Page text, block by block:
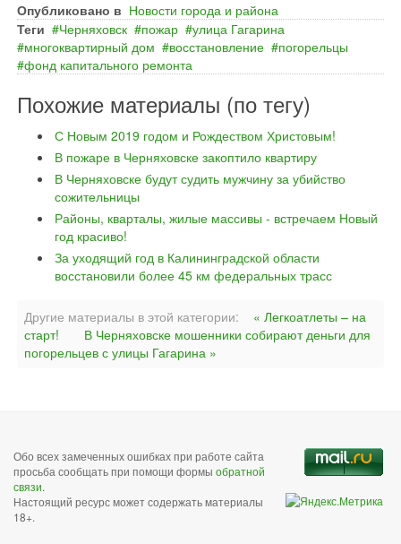
Опубликовано в Новости города и района
Теги
Черняховск пожар
улица Гагарина
многоквартирный дом
восстановление
погорельцы
фонд капитального ремонта
Похожие материалы (по тегу)
С Новым 2019 годом и Рождеством Христовым!
В пожаре в Черняховске закоптило квартиру
В Черняховске будут судить мужчину за убийство
сожительницы
Районы, кварталы, жилые массивы - встречаем Новый
год красиво!
За уходящий год в Калининградской области
восстановили более 45 км федеральных трасс
Другие материалы в этой категории:
« Легкоатлеты – на
старт!
В Черняховске мошенники собирают деньги для
погорельцев с улицы Гагарина »
Обо всех замеченных ошибках при работе сайта
просьба сообщать при помощи формы обратной
связи.
Настоящий ресурс может содержать материалы
18+.